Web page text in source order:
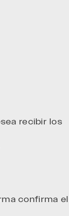
recibir los
confirma el